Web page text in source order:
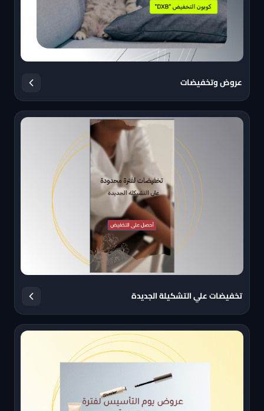
عروض وتخفيضات
تخفيضات علي التشكيلة الجديدة